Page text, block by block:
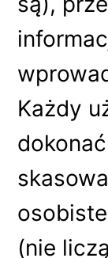
Każdy
(nie